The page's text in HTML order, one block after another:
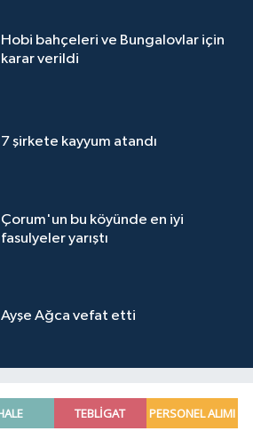
Hobi bahçeleri ve Bungalovlar için
karar verildi
7 şirkete kayyum atandı
Çorum'un bu köyünde en iyi
fasulyeler yarıştı
Ayşe Ağca vefat etti